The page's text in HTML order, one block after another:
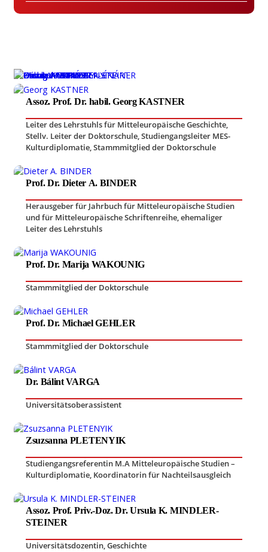
Assoz. Prof. Dr. habil. Georg KASTNER
Leiter des Lehrstuhls für Mitteleuropäische Geschichte,
Stellv. Leiter der Doktorschule, Studiengangsleiter MES-
Kulturdiplomatie,Stammmitglied der Doktorschule
Prof. Dr. Dieter A. BINDER
Herausgeber für Jahrbuch für Mitteleuropäische Studien
und für Mitteleuropäische Schriftenreihe,ehemaliger
Leiter des Lehrstuhls
Prof. Dr. Marija WAKOUNIG
Stammmitglied der Doktorschule
Prof. Dr. Michael GEHLER
Stammmitglied der Doktorschule
Dr. Bálint VARGA
Universitätsoberassistent
Zsuzsanna PLETENYIK
Studiengangsreferentin M.A Mitteleuropäische Studien –
Kulturdiplomatie, Koordinatorin für Nachteilsausgleich
Assoz. Prof. Priv.-Doz. Dr. Ursula K. MINDLER-
STEINER
Universitätsdozentin,Geschichte